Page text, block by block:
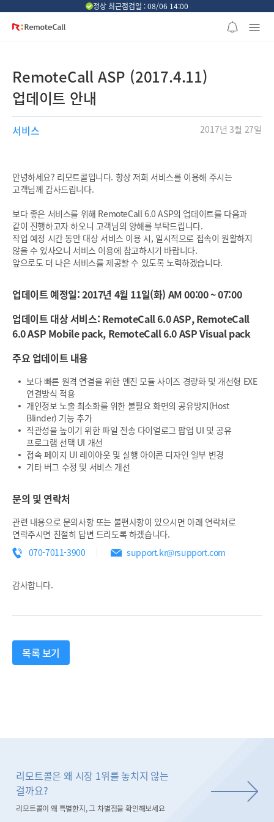
정상 최근점검일 : 08/06 14:00
RemoteCall ASP (2017.4.11)
업데이트 안내
서비스 2017년 3월 27일
안녕하세요? 리모트콜입니다. 항상 저희 서비스를 이용해 주시는
고객님께 감사드립니다.
보다 좋은 서비스를 위해 RemoteCall 6.0 ASP의 업데이트를 다음과
같이 진행하고자 하오니 고객님의 양해를 부탁드립니다.
작업 예정 시간 동안 대상 서비스 이용 시, 일시적으로 접속이 원활하지
않을 수 있사오니 서비스 이용에 참고하시기 바랍니다.
앞으로도 더 나은 서비스를 제공할 수 있도록 노력하겠습니다.
업데이트 예정일: 2017년 4월 11일(화) AM 00:00 ~ 07:00
업데이트 대상 서비스: RemoteCall 6.0 ASP, RemoteCall
6.0 ASP Mobile pack, RemoteCall 6.0 ASP Visual pack
주요 업데이트 내용
보다 빠른 원격 연결을 위한 엔진 모듈 사이즈 경량화 및 개선형 EXE
연결방식 적용
개인정보 노출 최소화를 위한 불필요 화면의 공유방지(Host
Blinder) 기능 추가
직관성을 높이기 위한 파일 전송 다이얼로그 팝업 UI 및 공유
프로그램 선택 UI 개선
접속 페이지 UI 레이아웃 및 실행 아이콘 디자인 일부 변경
기타 버그 수정 및 서비스 개선
문의 및 연락처
관련 내용으로 문의사항 또는 불편사항이 있으시면 아래 연락처로
연락주시면 친절히 답변 드리도록 하겠습니다.
070-7011-3900
support.kr@rsupport.com
감사합니다.
목록 보기
리모트콜은 왜 시장 1위를 놓치지 않는
걸까요?
리모트콜이 왜 특별한지, 그 차별점을 확인해보세요